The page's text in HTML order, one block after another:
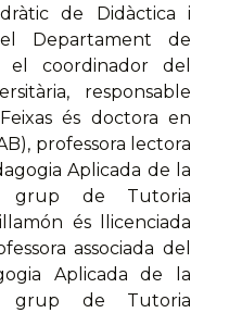
de Didàctica i
Departament de
el coordinador del
responsable
és doctora en
professora lectora
Aplicada de la
de Tutoria
és llicenciada
associada del
Aplicada de la
de Tutoria